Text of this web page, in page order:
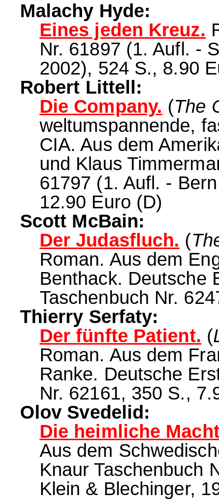
Malachy Hyde:
Eines jeden Kreuz.
Nr. 61897 (1. Aufl. -
2002), 524 S., 8.90
Robert Littell:
Die Company. (The
weltumspannende,
CIA. Aus dem
und Klaus
61797 (1. Aufl. -
12.90 Euro (D)
Scott McBain:
Der Judasfluch. (
Roman. Aus dem
Benthack. Deutsche
Taschenbuch Nr.
Thierry Serfaty:
Der fünfte Patient. (
Roman. Aus dem
Ranke. Deutsche
Nr. 62161, 350 S.,
Olov Svedelid:
Die heimliche
Aus dem
Knaur Taschenbuch
Klein & Blechinger,